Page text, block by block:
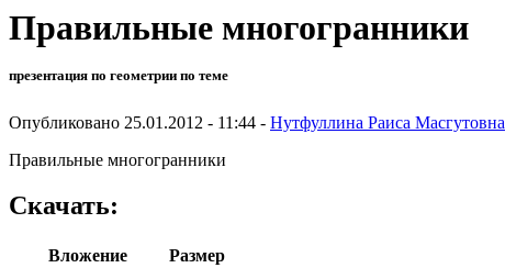
Правильные многогранники
презентация по геометрии по теме
Опубликовано 25.01.2012 - 11:44 - Нутфуллина Раиса Масгутовна
Правильные многогранники
Скачать:
Вложение
Размер